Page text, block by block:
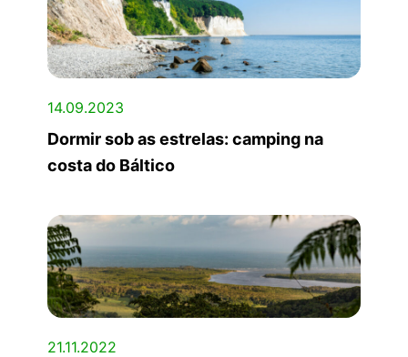
14.09.2023
Dormir sob as estrelas: camping na
costa do Báltico
21.11.2022